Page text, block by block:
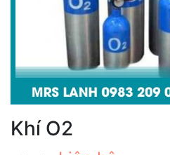
Khí O2